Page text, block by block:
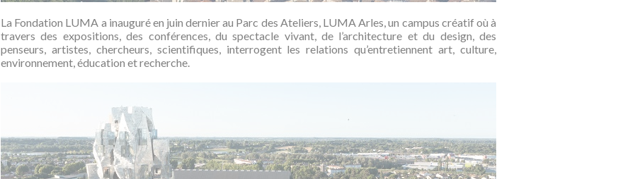
La Fondation LUMA a inauguré en juin dernier au Parc des Ateliers, LUMA Arles, un campus créatif où à
travers des expositions, des conférences, du spectacle vivant, de l’architecture et du design, des
penseurs, artistes, chercheurs, scientifiques, interrogent les relations qu’entretiennent art, culture,
environnement, éducation et recherche.